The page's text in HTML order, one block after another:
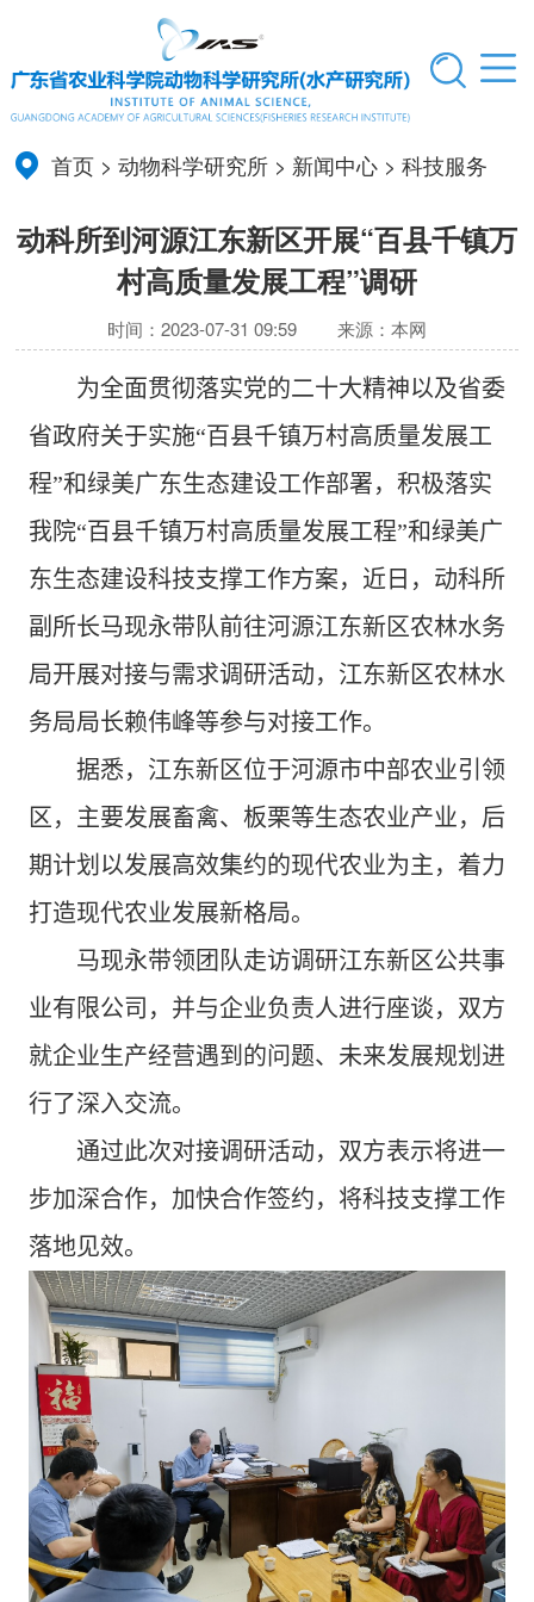
首页 >动物科学研究所 > 新闻中心 >科技服务
动科所到河源江东新区开展“百县千镇万
村高质量发展工程”调研
时间：2023-07-31 09:59 来源：本网
为全面贯彻落实党的二十大精神以及省委
省政府关于实施“百县千镇万村高质量发展工
程”和绿美广东生态建设工作部署，积极落实
我院“百县千镇万村高质量发展工程”和绿美广
东生态建设科技支撑工作方案，近日，动科所
副所长马现永带队前往河源江东新区农林水务
局开展对接与需求调研活动，江东新区农林水
务局局长赖伟峰等参与对接工作。
据悉，江东新区位于河源市中部农业引领
区，主要发展畜禽、板栗等生态农业产业，后
期计划以发展高效集约的现代农业为主，着力
打造现代农业发展新格局。
马现永带领团队走访调研江东新区公共事
业有限公司，并与企业负责人进行座谈，双方
就企业生产经营遇到的问题、未来发展规划进
行了深入交流。
通过此次对接调研活动，双方表示将进一
步加深合作，加快合作签约，将科技支撑工作
落地见效。